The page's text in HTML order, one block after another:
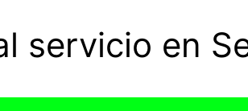
servicio en